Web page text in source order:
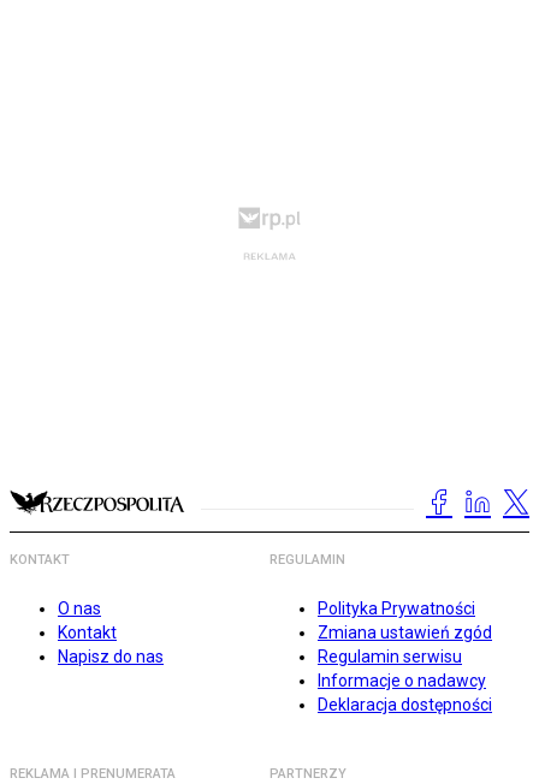
KONTAKT
O nas
Kontakt
Napisz do nas
REGULAMIN
Polityka Prywatności
Zmiana ustawień zgód
Regulamin serwisu
Informacje o nadawcy
Deklaracja dostępności
REKLAMA I PRENUMERATA PARTNERZY